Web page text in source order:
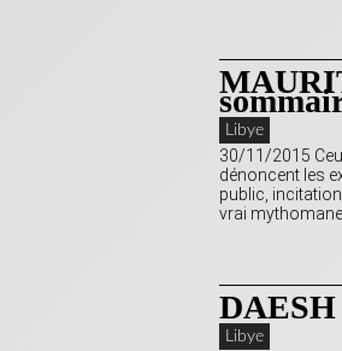
Libye
30/11/2015
dénoncent les
public,
vrai
Libye